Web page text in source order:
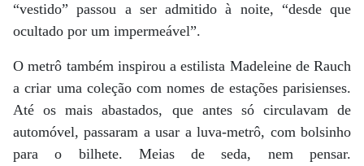
“vestido” passou a ser admitido à noite, “desde que
ocultado por um impermeável”.
O metrô também inspirou a estilista Madeleine de Rauch
a criar uma coleção com nomes de estações parisienses.
Até os mais abastados, que antes só circulavam de
automóvel, passaram a usar a luva-metrô, com bolsinho
para o bilhete. Meias de seda, nem pensar.